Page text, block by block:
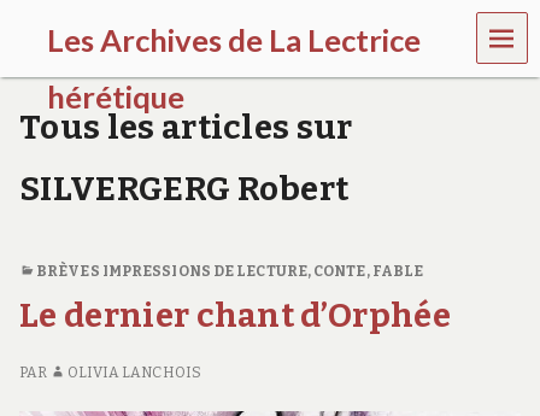
Les Archives de La Lectrice
hérétique
(
0
-
2
0
2
)
MEN
U
Tous les articles sur
SILVERGERG Robert
BRÈVES IMPRESSIONS DE LECTURE, CONTE, FABLE
Le dernier chant d’Orphée
PAR OLIVIA LANCHOIS